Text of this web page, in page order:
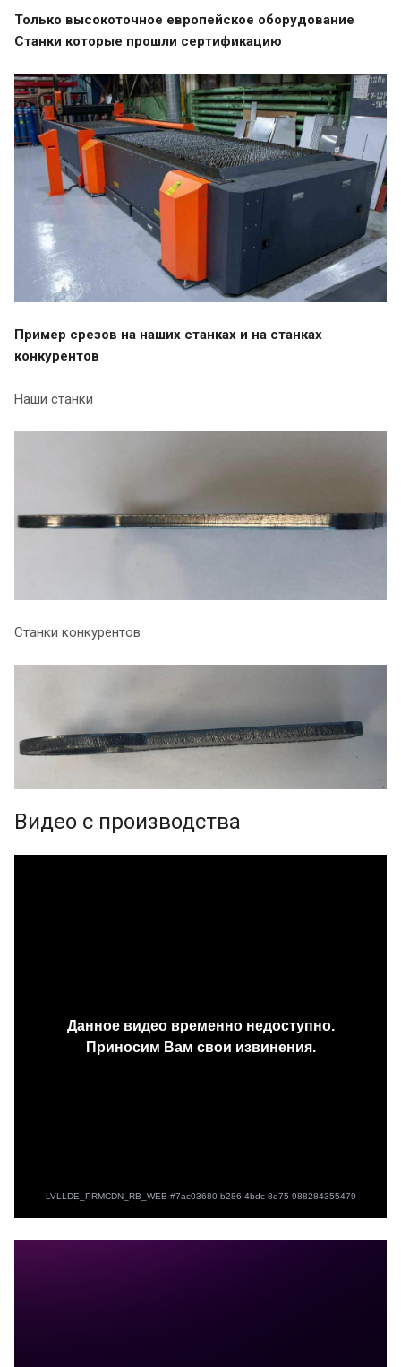
Только высокоточное европейское оборудование
Станки которые прошли сертификацию
Пример срезов на наших станках и на станках
конкурентов
Наши станки
Станки конкурентов
Видео с производства